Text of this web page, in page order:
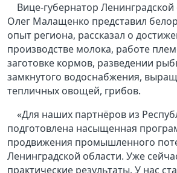
Вице-губернатор
Олег Малащенко представил
опыт региона, рассказал о
производстве молока, работе
заготовке кормов, разведении
замкнутого водоснабжения,
тепличных овощей, грибов.
«Для наших партнёров из
подготовлена насыщенная
продвижения промышленного
Ленинградской области. Уже
практические результаты. У нас